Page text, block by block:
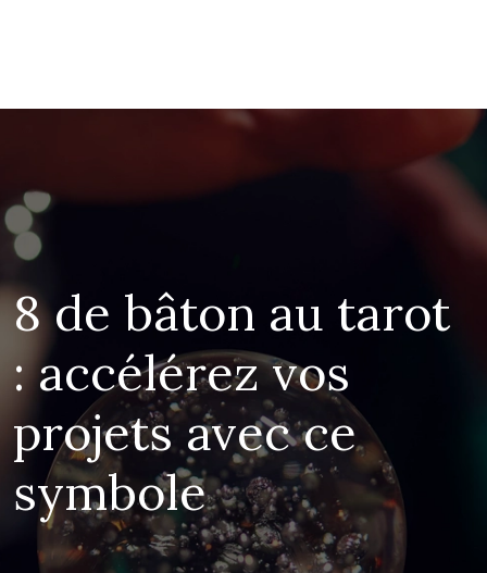
8 de bâton au tarot
: accélérez vos
projets avec ce
symbole